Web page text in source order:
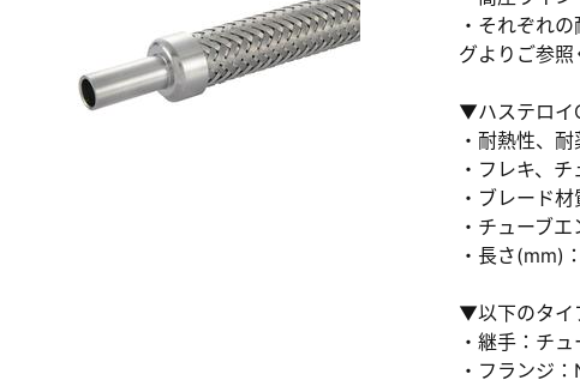
・それぞれ
グよりご参照
▼ハステロイ
・耐熱性、
・フレキ、
・ブレード
・チューブ
・長さ(mm)
▼以下のタイ
・継手：チ
・フランジ
新規会員登録（無料）
※新規会員登録をお申し込み頂いてから本登録となるまで、数日
また当社の判断によりお断りする場合があります。